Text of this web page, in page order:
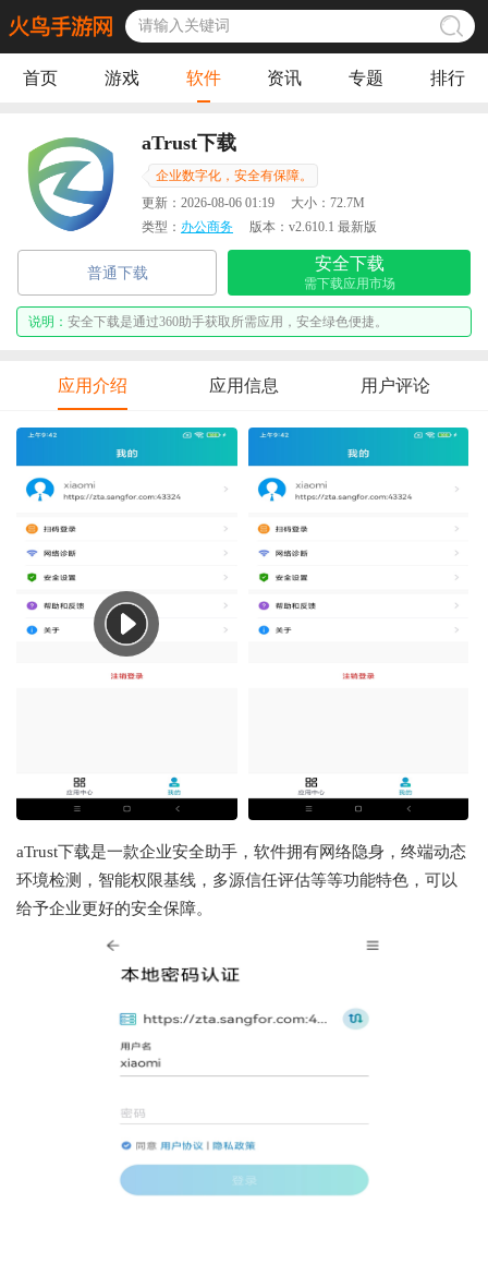
首页 游戏 软件 资讯 专题 排行
aTrust下载
企业数字化，安全有保障。
更新： 2026-08-06 01:19 大小： 72.7M
类型： 办公商务 版本： v2.610.1 最新版
普通下载
安全下载
需下载应用市场
说明： 安全下载是通过360助手获取所需应用，安全绿色便捷。
应用介绍 应用信息 用户评论
aTrust下载是一款企业安全助手，软件拥有网络隐身，终端动态
环境检测，智能权限基线，多源信任评估等等功能特色，可以
给予企业更好的安全保障。